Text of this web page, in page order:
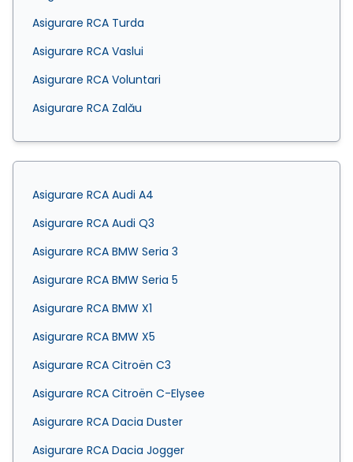
Asigurare RCA Turda
Asigurare RCA Vaslui
Asigurare RCA Voluntari
Asigurare RCA Zalău
Asigurare RCA Audi A4
Asigurare RCA Audi Q3
Asigurare RCA BMW Seria 3
Asigurare RCA BMW Seria 5
Asigurare RCA BMW X1
Asigurare RCA BMW X5
Asigurare RCA Citroën C3
Asigurare RCA Citroën C-Elysee
Asigurare RCA Dacia Duster
Asigurare RCA Dacia Jogger